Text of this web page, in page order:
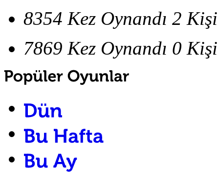
8354 Kez Oynandı 2
7869 Kez Oynandı 0